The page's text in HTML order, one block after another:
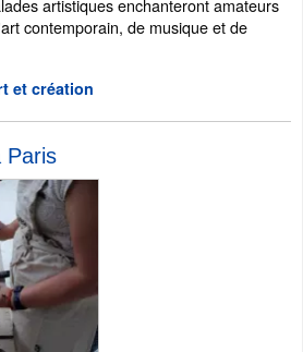
artistiques enchanteront amateurs
contemporain, de musique et de
et création
Paris